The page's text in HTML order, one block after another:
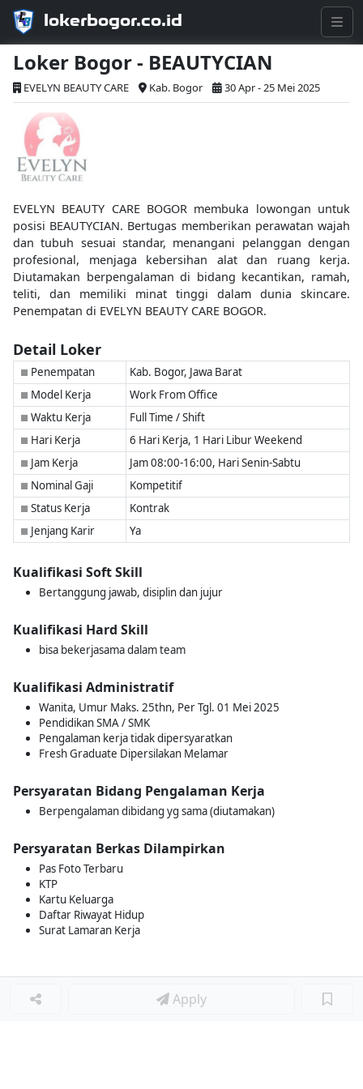
lokerbogor.co.id
Loker Bogor - BEAUTYCIAN
EVELYN BEAUTY CARE Kab. Bogor 30 Apr - 25 Mei 2025
EVELYN BEAUTY CARE BOGOR membuka lowongan untuk
posisi BEAUTYCIAN. Bertugas memberikan perawatan wajah
dan tubuh sesuai standar, menangani pelanggan dengan
profesional, menjaga kebersihan alat dan ruang kerja.
Diutamakan berpengalaman di bidang kecantikan, ramah,
teliti, dan memiliki minat tinggi dalam dunia skincare.
Penempatan di EVELYN BEAUTY CARE BOGOR.
Detail Loker
■ Penempatan Kab. Bogor, Jawa Barat
■ Model Kerja Work From Office
■ Waktu Kerja Full Time / Shift
■ Hari Kerja 6 Hari Kerja, 1 Hari Libur Weekend
■ Jam Kerja Jam 08:00-16:00, Hari Senin-Sabtu
■ Nominal Gaji Kompetitif
■ Status Kerja Kontrak
■ Jenjang Karir Ya
Kualifikasi Soft Skill
Bertanggung jawab, disiplin dan jujur
Kualifikasi Hard Skill
bisa bekerjasama dalam team
Kualifikasi Administratif
Wanita, Umur Maks. 25thn, Per Tgl. 01 Mei 2025
Pendidikan SMA / SMK
Pengalaman kerja tidak dipersyaratkan
Fresh Graduate Dipersilakan Melamar
Persyaratan Bidang Pengalaman Kerja
Berpengalaman dibidang yg sama (diutamakan)
Persyaratan Berkas Dilampirkan
Pas Foto Terbaru
KTP
Kartu Keluarga
Daftar Riwayat Hidup
Surat Lamaran Kerja
Apply